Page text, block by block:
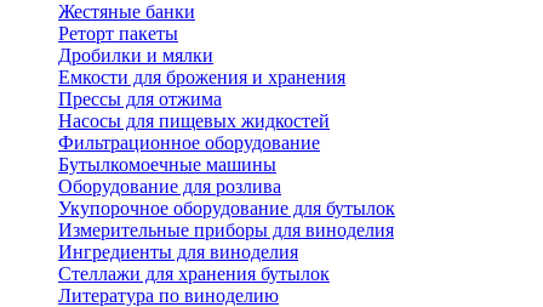
Жестяные банки
Реторт пакеты
Дробилки и мялки
Емкости для брожения и хранения
Прессы для отжима
Насосы для пищевых жидкостей
Фильтрационное оборудование
Бутылкомоечные машины
Оборудование для розлива
Укупорочное оборудование для бутылок
Измерительные приборы для виноделия
Ингредиенты для виноделия
Стеллажи для хранения бутылок
Литература по виноделию